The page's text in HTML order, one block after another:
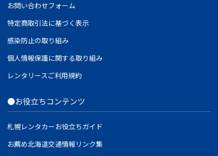
お問い合わせフォーム
特定商取引法に基づく表示
感染防止の取り組み
個人情報保護に関する取り組み
レンタリースご利用規約
●お役立ちコンテンツ
札幌レンタカーお役立ちガイド
お薦め北海道交通情報リンク集